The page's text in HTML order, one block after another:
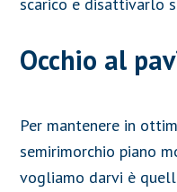
scarico e disattivarlo
Occhio al
Per mantenere in
semirimorchio piano
vogliamo darvi è